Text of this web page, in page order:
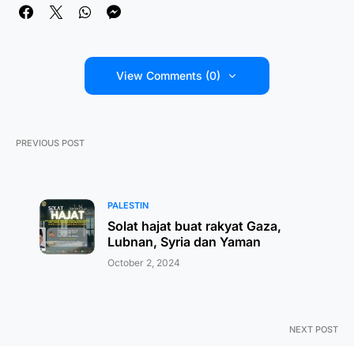
View Comments (0)
PREVIOUS POST
PALESTIN
Solat hajat buat rakyat Gaza,
Lubnan, Syria dan Yaman
October 2, 2024
NEXT POST